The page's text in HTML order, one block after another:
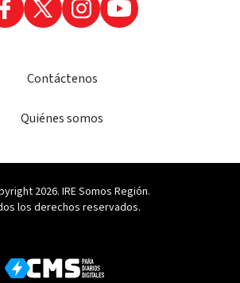
Contáctenos
Quiénes somos
2026. IRE Somos Región.
los derechos reservados.